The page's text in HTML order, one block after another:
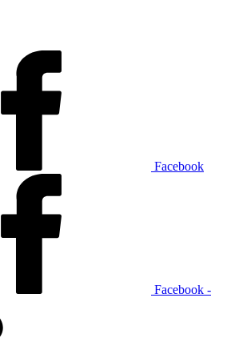
Facebook
Facebook -